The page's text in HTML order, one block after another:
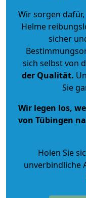
Wir sorgen
Helme
sicher
sich selbst von
der Qualität.
Sie
Wir legen los,
von Tübingen
Holen Sie
unverbindliche